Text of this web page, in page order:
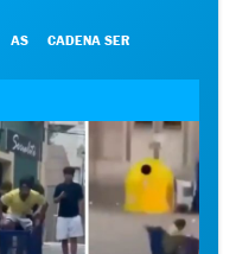
AS CADENA SER